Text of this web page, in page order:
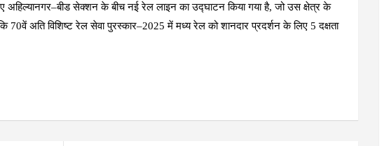
अहिल्यानगर–बीड सेक्शन के बीच नई रेल लाइन का उद्घाटन किया गया है, जो उस क्षेत्र के
70वें अति विशिष्ट रेल सेवा पुरस्कार–2025 में मध्य रेल को शानदार प्रदर्शन के लिए 5 दक्षता